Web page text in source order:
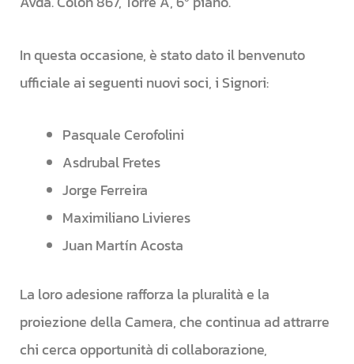
In questa occasione, è stato dato il benvenuto
ufficiale ai seguenti nuovi soci, i Signori:
Pasquale Cerofolini
Asdrubal Fretes
Jorge Ferreira
Maximiliano Livieres
Juan Martín Acosta
La loro adesione rafforza la pluralità e la
proiezione della Camera, che continua ad attrarre
chi cerca opportunità di collaborazione,